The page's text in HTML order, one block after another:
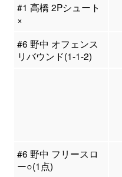
#1 高橋 2Pシュート
×
#6 野中 オフェンス
リバウンド(1-1-2)
#6 野中 フリースロ
ー○(1点)